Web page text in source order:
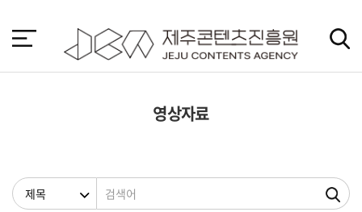
바
가
영상자료
검색조건 검색어